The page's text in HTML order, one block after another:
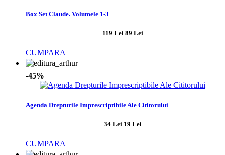
Box Set Claude. Volumele 1-3
119 Lei89 Lei
CUMPARA
-45%
Agenda Drepturile Imprescriptibile Ale Cititorului
34 Lei 19 Lei
CUMPARA